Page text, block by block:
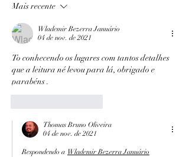
Mais recente
Wlademir Bezerra Januário
04 de nov. de 2021
To conhecendo os lugares com tantos detalhes
que a leitura né levou para lá, obrigado e
parabéns .
Thomas Bruno Oliveira
04 de nov. de 2021
Respondendo a Wlademir Bezerra Januário